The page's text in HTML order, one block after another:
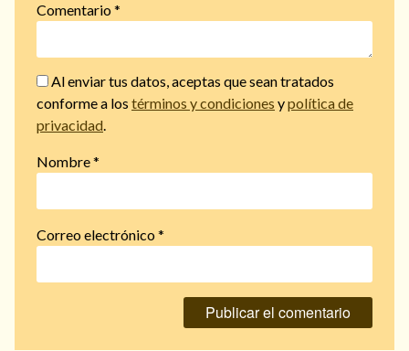
Comentario*
Al enviar tus datos, aceptas que sean tratados
conforme a los términos y condiciones ypolítica de
privacidad.
Nombre*
Correo electrónico*